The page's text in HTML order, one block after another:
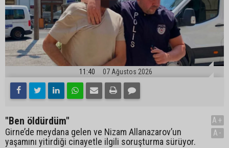
11:40 07 Ağustos 2026
"Ben öldürdüm"
Girne’de meydana gelen ve Nizam Allanazarov’un
yaşamını yitirdiği cinayetle ilgili soruşturma sürüyor.
A+
A-